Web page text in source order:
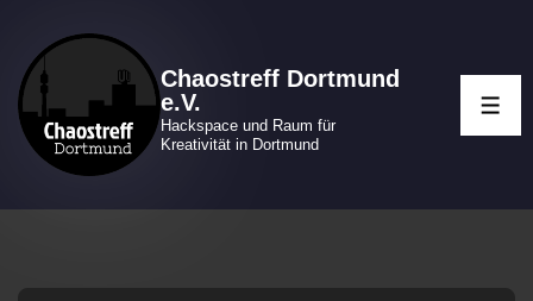
Inhalt
Chaostreff Dortmund
e.V.
Hackspace und Raum für
Kreativität in Dortmund